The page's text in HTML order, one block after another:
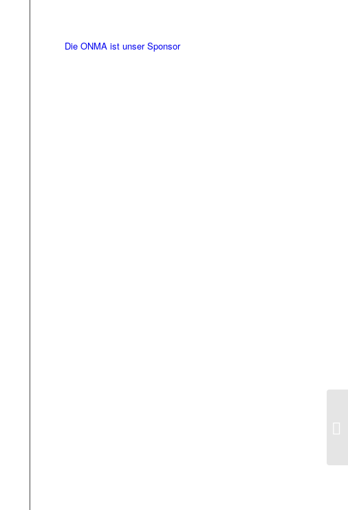
Die ONMA ist unser Sponsor